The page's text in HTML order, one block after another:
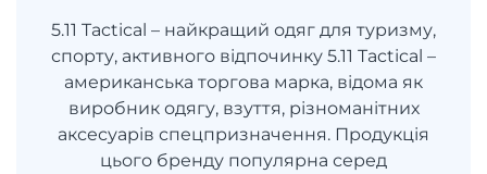
5.11 Tactical – найкращий одяг для туризму,
спорту, активного відпочинку 5.11 Tactical –
американська торгова марка, відома як
виробник одягу, взуття, різноманітних
аксесуарів спецпризначення. Продукція
цього бренду популярна серед